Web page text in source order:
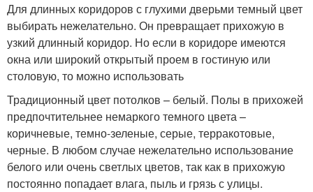
Для длинных коридоров с глухими дверьми темный цвет
выбирать нежелательно. Он превращает прихожую в
узкий длинный коридор. Но если в коридоре имеются
окна или широкий открытый проем в гостиную или
столовую, то можно использовать
Традиционный цвет потолков – белый. Полы в прихожей
предпочтительнее немаркого темного цвета –
коричневые, темно-зеленые, серые, терракотовые,
черные. В любом случае нежелательно использование
белого или очень светлых цветов, так как в прихожую
постоянно попадает влага, пыль и грязь с улицы.